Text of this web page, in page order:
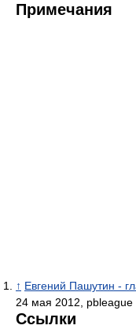
Примечания
↑ Евгений Пашутин -
24 мая 2012, pbleague
Ссылки